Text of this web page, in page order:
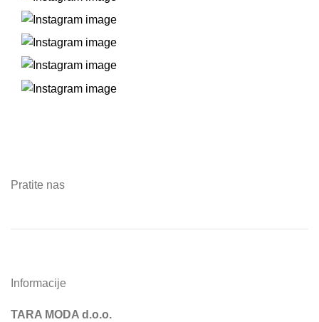
Pratite nas
Informacije
TARA MODA d.o.o.